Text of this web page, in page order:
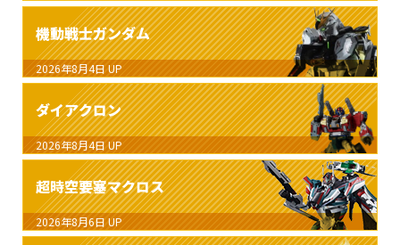
機動戦士ガンダム
2026年8月4日 UP
ダイアクロン
2026年8月4日 UP
超時空要塞マクロス
2026年8月6日 UP